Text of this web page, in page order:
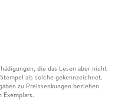
die das Lesen aber nicht
als solche gekennzeichnet.
zu Preissenkungen beziehen